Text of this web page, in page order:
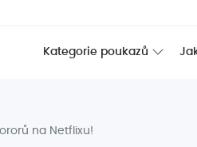
Kategorie poukazů
na Netflixu!